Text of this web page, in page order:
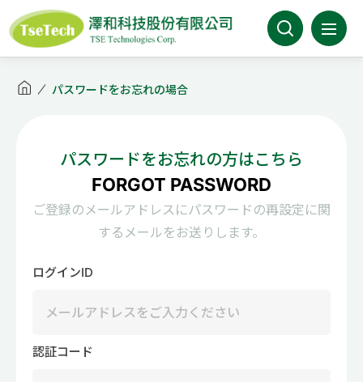
澤和科技有限公司
商品情報
事業分野
パスワードをお忘れの場合
パスワードをお忘れの方はこちら
FORGOT PASSWORD
ご登録のメールアドレスにパスワードの再設定に関
するメールをお送りします。
ログインID
認証コード